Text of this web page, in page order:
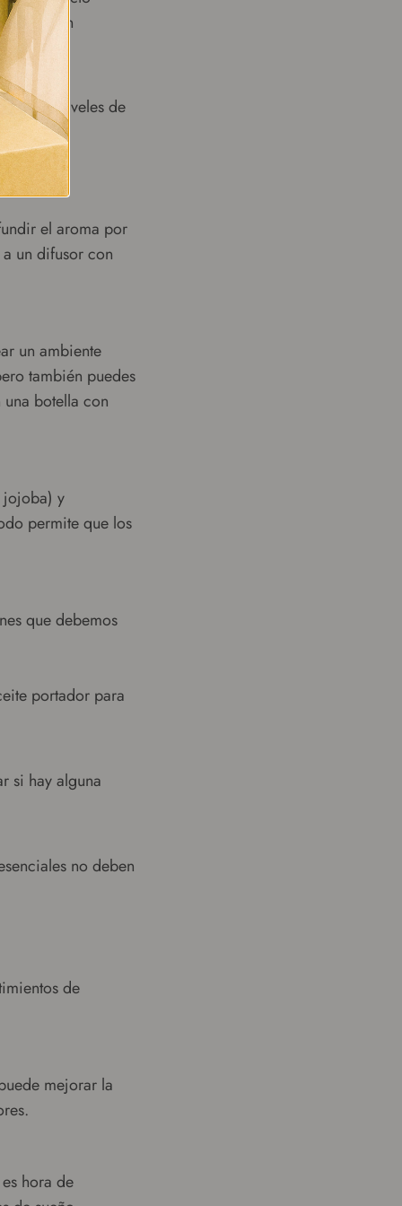
con
y los niveles de
el aroma por
un difusor con
un ambiente
también puedes
botella con
jojoba) y
permite que los
que debemos
portador para
si hay alguna
no deben
de
mejorar la
hora de